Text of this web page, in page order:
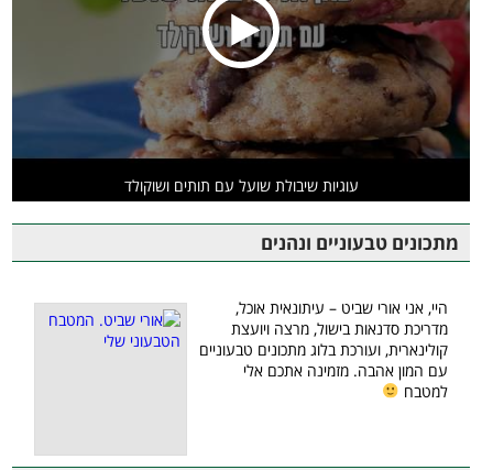
עוגיות שיבולת שועל עם תותים ושוקולד
מתכונים טבעוניים ונהנים
היי, אני אורי שביט – עיתונאית אוכל,
מדריכת סדנאות בישול, מרצה ויועצת
קולינארית, ועורכת בלוג מתכונים טבעוניים
עם המון אהבה. מזמינה אתכם אלי
למטבח